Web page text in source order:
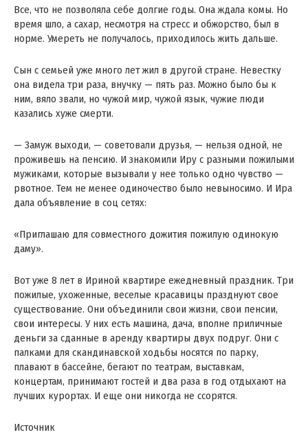
Все, что не позволяла себе долгие годы. Она ждала комы. Но
время шло, а сахар, несмотря на стресс и обжорство, был в
норме. Умереть не получалось, приходилось жить дальше.
Сын с семьей уже много лет жил в другой стране. Невестку
она видела три раза, внучку — пять раз. Можно было бы к
ним, вяло звали, но чужой мир, чужой язык, чужие люди
казались хуже смерти.
— Замуж выходи, — советовали друзья, — нельзя одной, не
проживешь на пенсию. И знакомили Иру с разными пожилыми
мужиками, которые вызывали у нее только одно чувство —
рвотное. Тем не менее одиночество было невыносимо. И Ира
дала объявление в соц сетях:
«Приглашаю для совместного дожития пожилую одинокую
даму».
Вот уже 8 лет в Ириной квартире ежедневный праздник. Три
пожилые, ухоженные, веселые красавицы празднуют свое
существование. Они объединили свои жизни, свои пенсии,
свои интересы. У них есть машина, дача, вполне приличные
деньги за сданные в аренду квартиры двух подруг. Они с
палками для скандинавской ходьбы носятся по парку,
плавают в бассейне, бегают по театрам, выставкам,
концертам, принимают гостей и два раза в год отдыхают на
лучших курортах. И еще они никогда не ссорятся.
Источник